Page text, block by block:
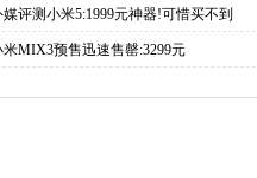
媒评测小米5:1999元神器!可惜买不到
米MIX3预售迅速售罄:3299元